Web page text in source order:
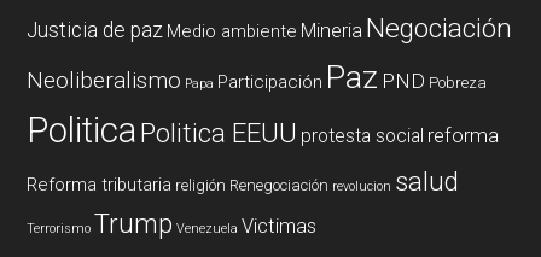
Justicia de paz Medio ambiente Mineria Negociación
Neoliberalismo Papa Participación Paz PND Pobreza
PoliticaPolitica EEUU protesta social reforma
Reforma tributaria religión Renegociación revolucion salud
Terrorismo Trump Venezuela Victimas